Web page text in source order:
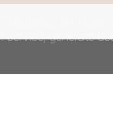
address and user-
generate